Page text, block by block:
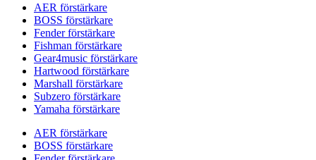
AER förstärkare
BOSS förstärkare
Fender förstärkare
Fishman förstärkare
Gear4music förstärkare
Hartwood förstärkare
Marshall förstärkare
Subzero förstärkare
Yamaha förstärkare
AER förstärkare
BOSS förstärkare